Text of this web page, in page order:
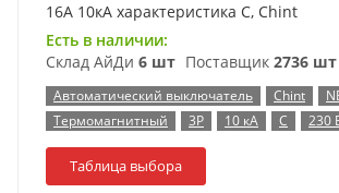
16А 10кА характеристика C, Chint
Есть в наличии:
Склад АйДи 6 шт Поставщик 2736 шт
Автоматический выключатель Chint
Термомагнитный
3P 10 кА C 230
Таблица выбора